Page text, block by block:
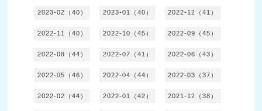
2023-02（40） 2023-01（40） 2022-12（41）
2022-11（40） 2022-10（45） 2022-09（45）
2022-08（44） 2022-07（41） 2022-06（43）
2022-05（46） 2022-04（44） 2022-03（37）
2022-02（44） 2022-01（42） 2021-12（38）